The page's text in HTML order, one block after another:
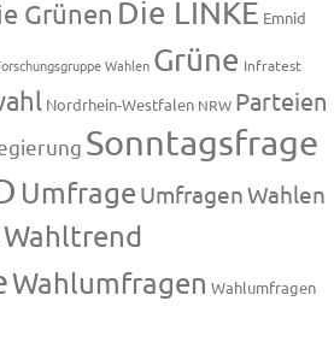
Grünen Die LINKE Emnid
Wahlen Grüne Infratest
Nordrhein-Westfalen NRW Parteien
Sonntagsfrage
Umfrage UmfragenWahlen
Wahltrend
Wahlumfragen Wahlumfragen